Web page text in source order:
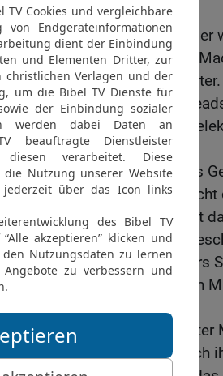
und Ephraim.
29
Die Söhne Manasses
Geschlecht der Machiriter;
das Geschlecht der Gileaditer.
30 Dies sind die Söhne
Geschlecht der Iëseriter;
der Helekiter;
31 Asriël, daher kommt das
daher kommt das Geschlecht
Schemida, daher kommt
Hefer, daher kommt das
33 Zelofhad aber war Hefers
sondern Töchter; die hießen
34 Das sind die Geschlechter
Die Söhne Ephraims nach